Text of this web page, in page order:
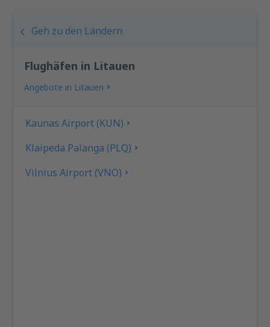
Geh zu den Ländern
Flughäfen in Litauen
Angebote in Litauen
Kaunas Airport (KUN)
Klaipeda Palanga (PLQ)
Vilnius Airport (VNO)